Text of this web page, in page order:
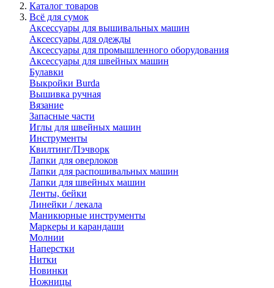
Каталог товаров
Всё для сумок
Аксессуары для вышивальных машин
Аксессуары для одежды
Аксессуары для промышленного оборудования
Аксессуары для швейных машин
Булавки
Выкройки Burda
Вышивка ручная
Вязание
Запасные части
Иглы для швейных машин
Инструменты
Квилтинг/Пэчворк
Лапки для оверлоков
Лапки для распошивальных машин
Лапки для швейных машин
Ленты, бейки
Линейки / лекала
Маникюрные инструменты
Маркеры и карандаши
Молнии
Наперстки
Нитки
Новинки
Ножницы